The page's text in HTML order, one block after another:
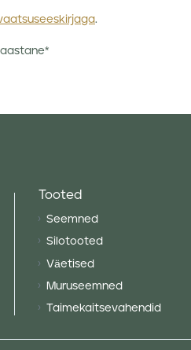
.
aastane*
Tooted
Seemned
Silotooted
Väetised
Muruseemned
Taimekaitsevahendid